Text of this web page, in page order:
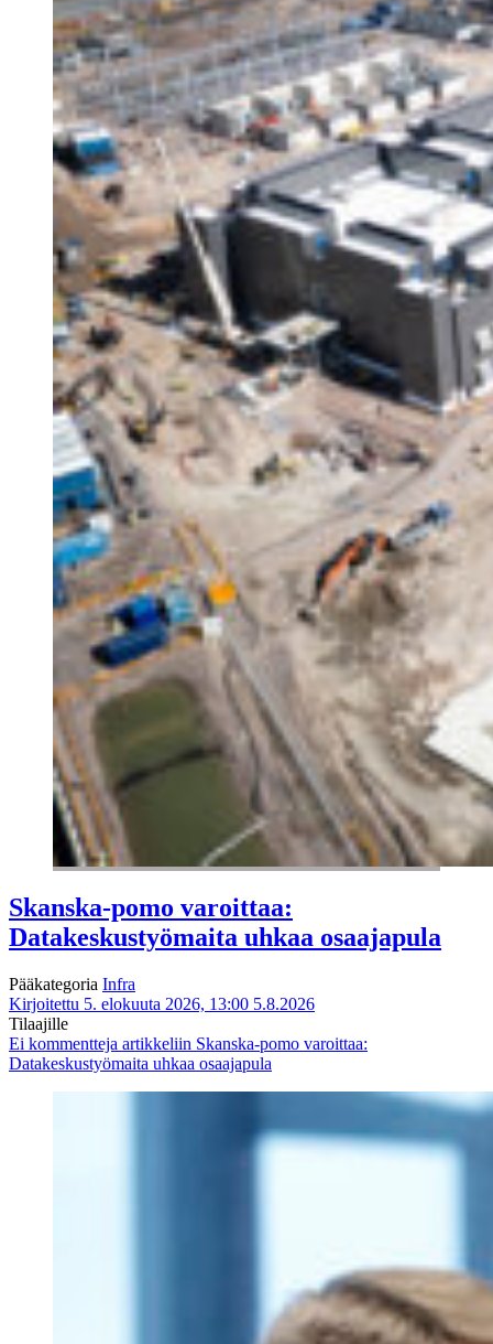
Skanska-pomo varoittaa:
Datakeskustyömaita uhkaa osaajapula
Pääkategoria Infra
Kirjoitettu 5. elokuuta 2026, 13:00 5.8.2026
Tilaajille
Ei kommentteja artikkeliin Skanska-pomo varoittaa:
Datakeskustyömaita uhkaa osaajapula